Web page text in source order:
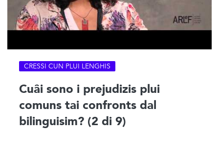
CRESSI CUN PLUI LENGHIS
Cuâi sono i prejudizis plui
comuns tai confronts dal
bilinguisim? (2 di 9)